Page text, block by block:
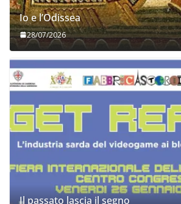
Io e l’Odissea
28/07/2026
Il passato lascia il segno